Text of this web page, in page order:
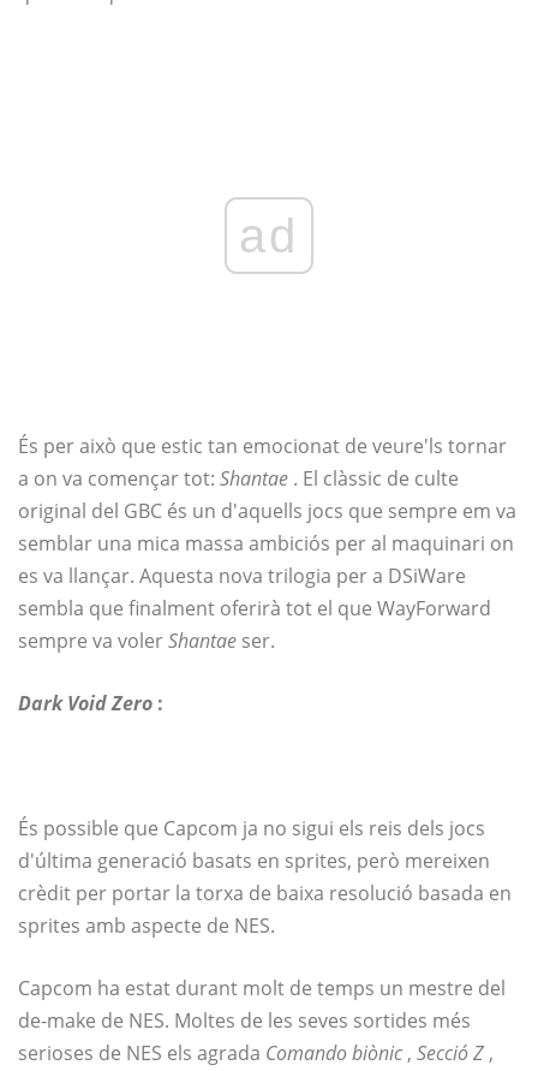
ad
És per això que estic tan emocionat de veure'ls tornar
a on va començar tot: Shantae . El clàssic de culte
original del GBC és un d'aquells jocs que sempre em va
semblar una mica massa ambiciós per al maquinari on
es va llançar. Aquesta nova trilogia per a DSiWare
sembla que finalment oferirà tot el que WayForward
sempre va volerShantae ser.
Dark Void Zero :
És possible que Capcom ja no sigui els reis dels jocs
d'última generació basats en sprites, però mereixen
crèdit per portar la torxa de baixa resolució basada en
sprites amb aspecte de NES.
Capcom ha estat durant molt de temps un mestre del
de-make de NES. Moltes de les seves sortides més
serioses de NES els agrada Comando biònic , Secció Z ,